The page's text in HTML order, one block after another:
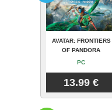
AVATAR: FRONTIERS
OF PANDORA
PC
13.99 €